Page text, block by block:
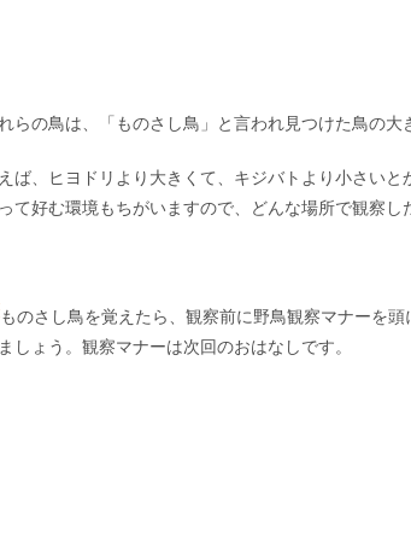
らの鳥は、「ものさし鳥」と言われ見つけた鳥の大
ば、ヒヨドリより大きくて、キジバトより小さい
て好む環境もちがいますので、どんな場所で観察し
ものさし鳥を覚えたら、観察前に野鳥観察マナーを
しょう。観察マナーは次回のおはなしです。